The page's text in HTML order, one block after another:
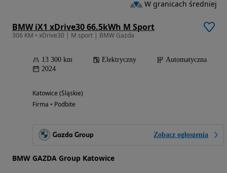
BMW iX1 xDrive30 66.5kWh M Sport
306 KM • xDrive30 | M sport | BMW Gazda
13 300 km Elektryczny
Automatyczna
2024
Katowice (Śląskie)
Firma • Podbite
Zobacz ogłoszenia
BMW GAZDA Group Katowice
W granicach średniej